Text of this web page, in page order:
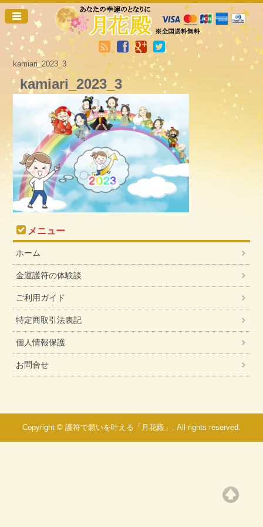
kamiari_2023_3
kamiari_2023_3
メニュー
ホーム
金運護符の体験談
ご利用ガイド
特定商取引法表記
個人情報保護
お問合せ
Copyright © 護符で願いを叶える「月花殿」. All rights reserved.